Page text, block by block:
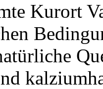
Kurort